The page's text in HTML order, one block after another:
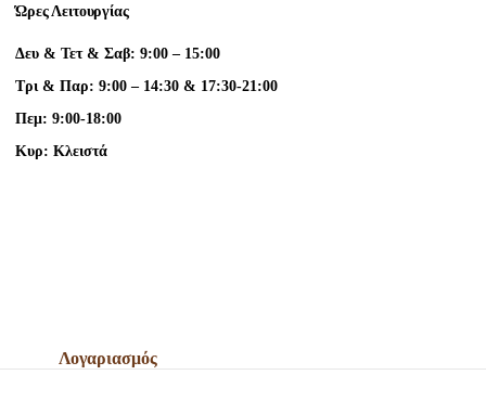
Ώρες Λειτουργίας
Δευ & Τετ & Σαβ: 9:00 – 15:00
Τρι & Παρ: 9:00 – 14:30 & 17:30-21:00
Πεμ: 9:00-18:00
Κυρ: Κλειστά
Λογαριασμός